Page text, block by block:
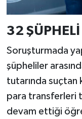
32 ŞÜPHELİ
Soruşturmada
şüpheliler
tutarında suçtan
para transferleri
devam ettiği